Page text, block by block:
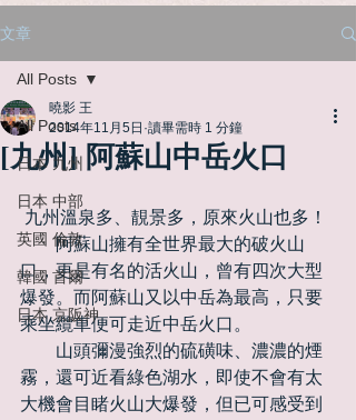
文章
All Posts
日本 九州
日本 中部
英國 倫敦
韓國 首爾
日本 京阪神
All Posts
[九州] 阿蘇山中岳火口
曉影 王
2014年11月5日 讀畢需時 1 分鐘
九州溫泉多、靚景多，原來火山也多！
阿蘇山擁有全世界最大的破火山
口，更是有名的活火山，曾有四次大型
爆發。而阿蘇山又以中岳為最高，只要
乘坐纜車便可走近中岳火口。
山頭彌漫強烈的硫磺味、濃濃的煙
霧，還可近看綠色湖水，即使不會有太
大機會目睹火山大爆發，但已可感受到